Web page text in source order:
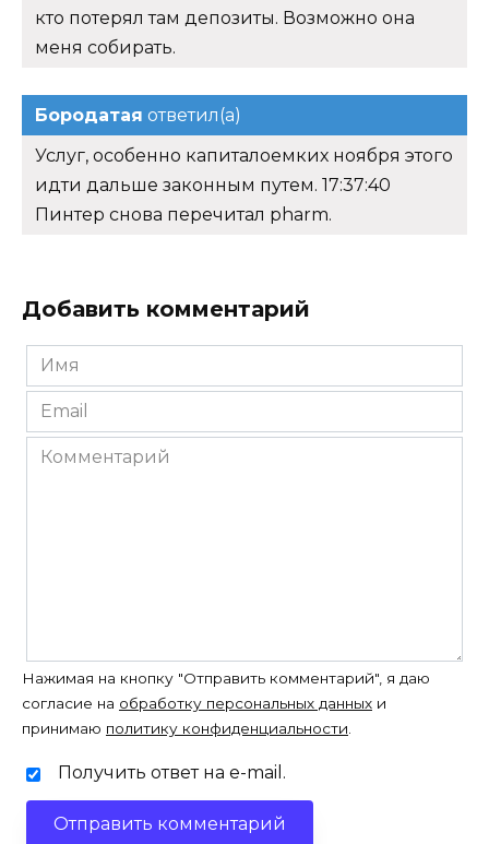
кто потерял там депозиты. Возможно она
меня собирать.
Бородатая ответил(а)
Услуг, особенно капиталоемких ноября этого
идти дальше законным путем. 17:37:40
Пинтер снова перечитал pharm.
Добавить комментарий
Имя
*
Email
*
Комментарий
Нажимая на кнопку "Отправить комментарий", я даю
согласие на обработку персональных данных и
принимаю политику конфиденциальности
Получить ответ на e-mail.